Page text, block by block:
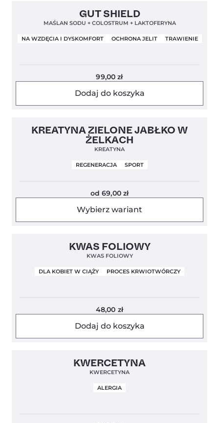
Clean Label
Nowa Formuła
GUT SHIELD
MAŚLAN SODU + COLOSTRUM + LAKTOFERYNA
NA WZDĘCIA I DYSKOMFORT OCHRONA JELIT TRAWIENIE
99,00zł
Dodaj do koszyka
NowośćKREATYNA ZIELONE JABŁKO W
ŻELKACH
KREATYNA
REGENERACJA SPORT
od 69,00 zł
Wybierz wariant
KWAS FOLIOWY
KWAS FOLIOWY
DLA KOBIET W CIĄŻY PROCES KRWIOTWÓRCZY
48,00 zł
Dodaj do koszyka
KWERCETYNA
KWERCETYNA
ALERGIA